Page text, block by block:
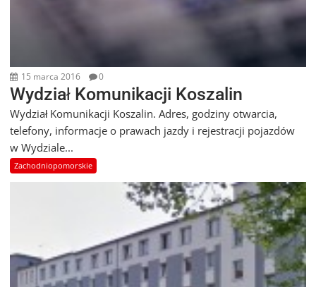
15 marca 2016 0
Wydział Komunikacji Koszalin
Wydział Komunikacji Koszalin. Adres, godziny otwarcia,
telefony, informacje o prawach jazdy i rejestracji pojazdów
w Wydziale...
Zachodniopomorskie